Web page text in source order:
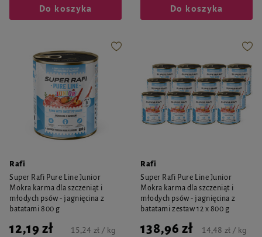
Do koszyka Do koszyka
Rafi
Super Rafi Pure Line Junior
Mokra karma dla szczeniąt i
młodych psów - jagnięcina z
batatami 800 g
12,19 zł 15,24 zł / kg
Rafi
Super Rafi Pure Line Junior
Mokra karma dla szczeniąt i
młodych psów - jagnięcina z
batatami zestaw 12 x 800 g
138,96 zł 14,48 zł / kg